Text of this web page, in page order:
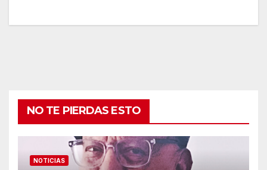
NO TE PIERDAS ESTO
NOTICIAS